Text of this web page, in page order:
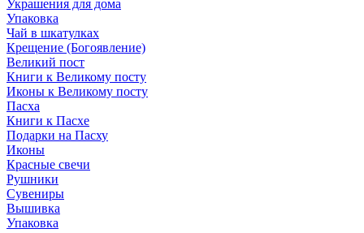
Украшения для дома
Упаковка
Чай в шкатулках
Крещение (Богоявление)
Великий пост
Книги к Великому посту
Иконы к Великому посту
Пасха
Книги к Пасхе
Подарки на Пасху
Иконы
Красные свечи
Рушники
Сувениры
Вышивка
Упаковка